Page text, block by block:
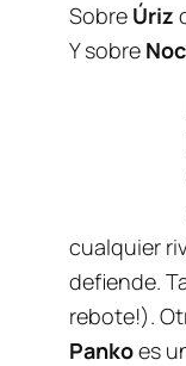
Sobre Úriz
Y sobre
cualquier
defiende.
rebote!).
Pankoes